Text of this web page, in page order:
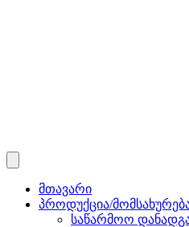
მთავარი
პროდუქცია/
საწარმოო